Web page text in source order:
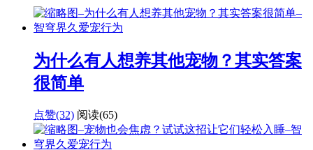
为什么有人想养其他宠物？其实答案
很简单
点赞(32) 阅读(65)